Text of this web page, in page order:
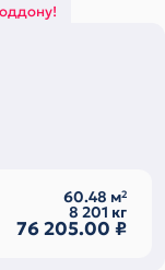
60.48 м2
8 201 кг
76 205.00 ₽